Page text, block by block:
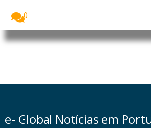
0
e- Global Notícias em